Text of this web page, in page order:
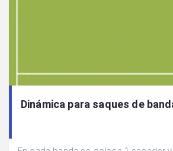
Dinámica para saques de